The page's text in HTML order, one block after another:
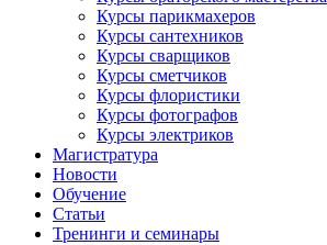
Курсы парикмахеров
Курсы сантехников
Курсы сварщиков
Курсы сметчиков
Курсы флористики
Курсы фотографов
Курсы электриков
Магистратура
Новости
Обучение
Статьи
Тренинги и семинары